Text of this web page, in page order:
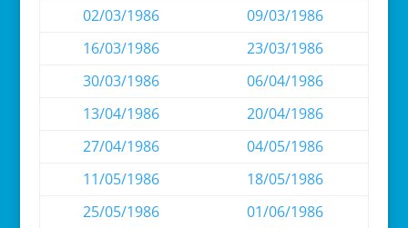
02/03/1986
09/03/1986
16/03/1986
23/03/1986
30/03/1986
06/04/1986
13/04/1986
20/04/1986
27/04/1986
04/05/1986
11/05/1986
18/05/1986
25/05/1986
01/06/1986